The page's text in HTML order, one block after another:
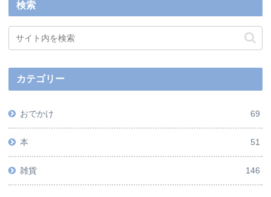
検索
カテゴリー
おでかけ 69
本 51
雑貨 146